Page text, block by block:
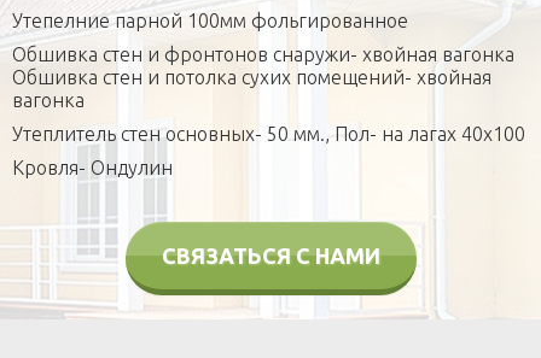
Утепелние парной 100мм фольгированное
Обшивка стен и фронтонов снаружи- хвойная вагонка
Обшивка стен и потолка сухих помещений- хвойная
вагонка
Утеплитель стен основных- 50 мм., Пол- на лагах 40х100
Кровля- Ондулин
СВЯЗАТЬСЯ С НАМИ